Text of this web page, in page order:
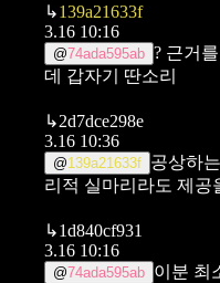
↳139a21633f
3.16 10:16
@74ada595ab ? 근거
데 갑자기 딴소리
↳2d7dce298e
3.16 10:36
@139a21633f 공상하
리적 실마리라도 제공
↳1d840cf931
3.16 10:16
@74ada595ab 이분 최